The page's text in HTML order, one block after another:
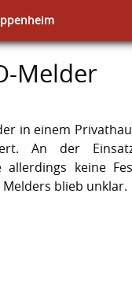
Melder
in einem
An der
allerdings keine
blieb unklar.